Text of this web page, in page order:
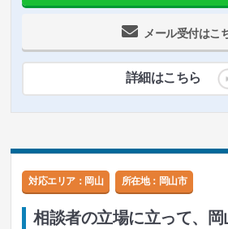
メール受付はこ
詳細はこちら
対応エリア：岡山 所在地： 岡山市
相談者の立場に立って、